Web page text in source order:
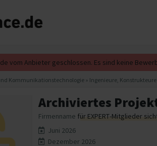
vom Anbieter geschlossen. Es sind keine
Kommunikationstechnologie » Ingenieure,
Archiviertes
Firmenname für EXPERT-Mitglieder
Juni 2026
Dezember 2026